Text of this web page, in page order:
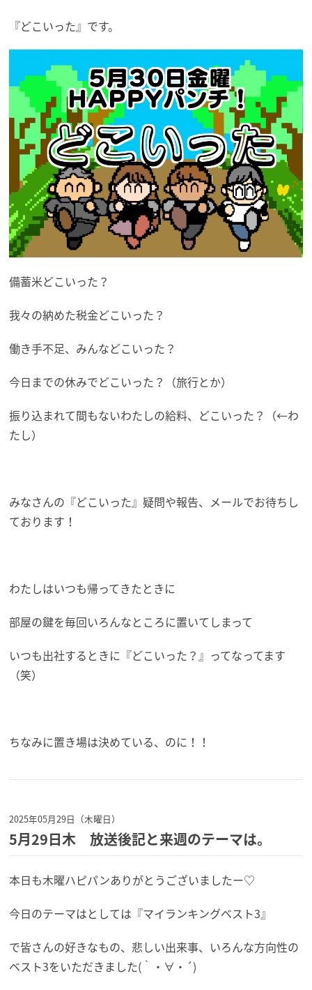
『どこいった』です。
備蓄米どこいった？
我々の納めた税金どこいった？
働き手不足、みんなどこいった？
今日までの休みでどこいった？（旅行とか）
振り込まれて間もないわたしの給料、どこいった？（←わ
たし）
みなさんの『どこいった』疑問や報告、メールでお待ちし
ております！
わたしはいつも帰ってきたときに
部屋の鍵を毎回いろんなところに置いてしまって
いつも出社するときに『どこいった？』ってなってます
（笑）
ちなみに置き場は決めている、のに！！
2025年05月29日（木曜日）
5月29日木 放送後記と来週のテーマは。
本日も木曜ハピパンありがとうございましたー♡
今日のテーマはとしては『マイランキングベスト3』
で皆さんの好きなもの、悲しい出来事、いろんな方向性の
ベスト3をいただきました(｀・∀・´)